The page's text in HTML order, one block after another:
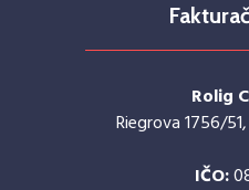
Rolig
Riegrova 1756/
IČO: